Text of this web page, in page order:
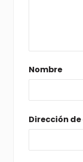
Nombre
Dirección